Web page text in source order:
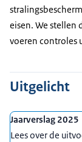
eisen. We stellen
voeren controles
Uitgelicht
Jaarverslag 2025
Lees over de